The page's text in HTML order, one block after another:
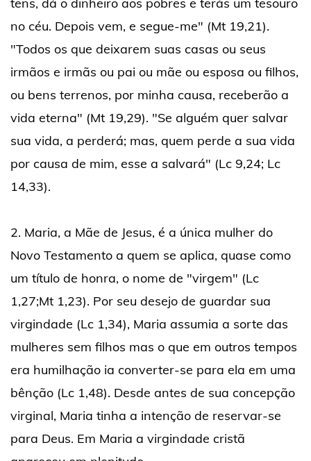
no céu. Depois vem, e segue-me" (Mt 19,21).
"Todos os que deixarem suas casas ou seus
irmãos e irmãs ou pai ou mãe ou esposa ou filhos,
ou bens terrenos, por minha causa, receberão a
vida eterna" (Mt 19,29). "Se alguém quer salvar
sua vida, a perderá; mas, quem perde a sua vida
por causa de mim, esse a salvará" (Lc 9,24; Lc
14,33).
2. Maria, a Mãe de Jesus, é a única mulher do
Novo Testamento a quem se aplica, quase como
um título de honra, o nome de "virgem" (Lc
1,27;Mt 1,23). Por seu desejo de guardar sua
virgindade (Lc 1,34), Maria assumia a sorte das
mulheres sem filhos mas o que em outros tempos
era humilhação ia converter-se para ela em uma
bênção (Lc 1,48). Desde antes de sua concepção
virginal, Maria tinha a intenção de reservar-se
para Deus. Em Maria a virgindade cristã